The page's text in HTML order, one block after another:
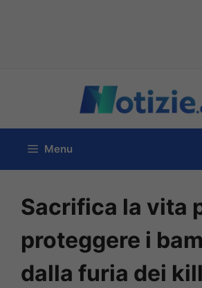
contenuto
Menu
Sacrifica la vita
proteggere i
dalla furia dei